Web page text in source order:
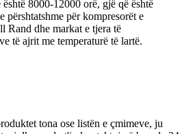
është 8000-12000 orë, gjë që është
përshtatshme për kompresorët e
Rand dhe markat e tjera të
të ajrit me temperaturë të lartë.
tona ose listën e çmimeve, ju